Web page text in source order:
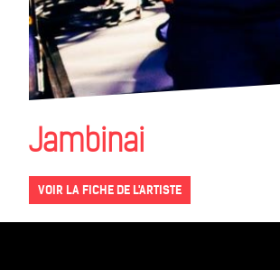
Jambinai
VOIR LA FICHE DE L'ARTISTE